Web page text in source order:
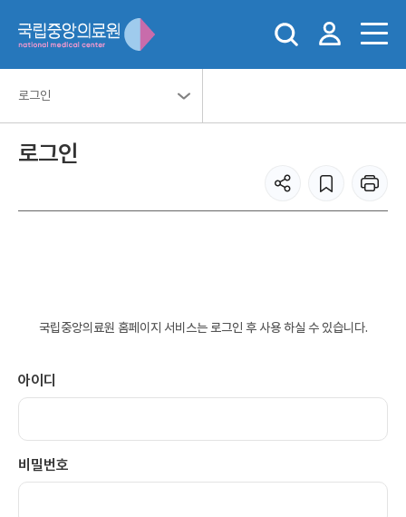
로그인
로그인
국립중앙의료원 홈페이지 서비스는 로그인 후 사용 하실 수 있습니다.
아이디
비밀번호